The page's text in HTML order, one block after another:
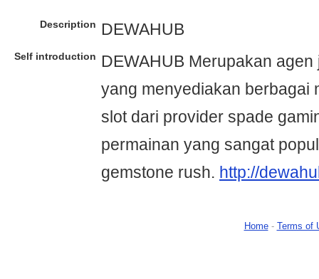
Description DEWAHUB
Self introduction
DEWAHUB Merupakan
yang menyediakan berbagai
slot dari provider spade
permainan yang sangat
gemstone rush. http://
Home- Terms of